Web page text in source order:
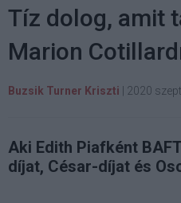
Tíz dolog, amit
Marion
Buzsik Turner Kriszti 2020
Aki Edith Piafként
díjat, César-díjat és